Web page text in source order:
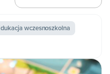
wczesnoszkolna